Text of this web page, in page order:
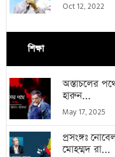
Oct 12, 2022
শিক্ষা
অস্তাচলের
হারুন...
May 17, 2025
প্রসংঙ্গঃ
মোহম্মদ রা...